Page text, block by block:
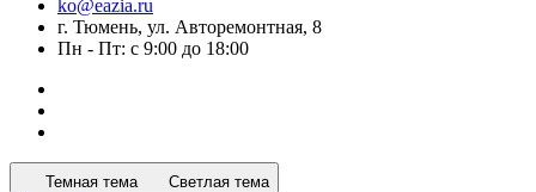
ko@eazia.ru
г. Тюмень, ул. Авторемонтная, 8
Пн - Пт: с 9:00 до 18:00
Темная тема Светлая тема